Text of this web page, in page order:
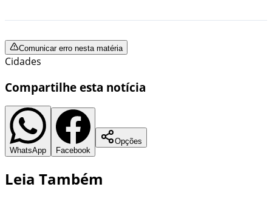
Comunicar erro nesta matéria
Cidades
Compartilhe esta notícia
WhatsApp Facebook
Opções
Leia Também